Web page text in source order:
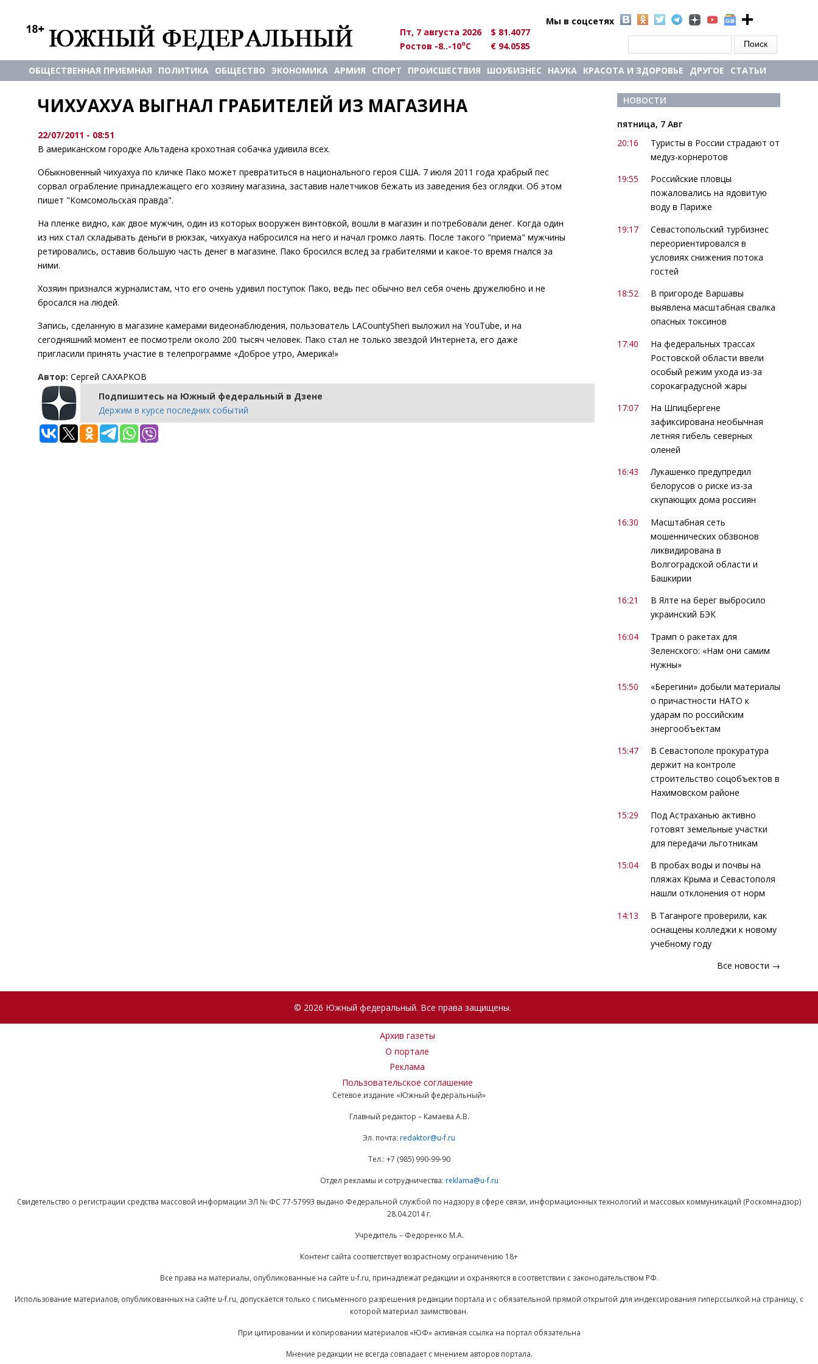
Мы в соцсетях
Пт, 7 августа 2026
$ 81.4077
Ростов -8..-10oC € 94.0585
ОБЩЕСТВЕННАЯ ПРИЕМНАЯ ПОЛИТИКА ОБЩЕСТВО ЭКОНОМИКА АРМИЯ СПОРТ ПРОИСШЕСТВИЯ ШОУБИЗНЕС НАУКА КРАСОТА И ЗДОРОВЬЕ ДРУГОЕ СТАТЬИ
ЧИХУАХУА ВЫГНАЛ ГРАБИТЕЛЕЙ ИЗ МАГАЗИНА
22/07/2011 - 08:51
В американском городке Альтадена крохотная собачка удивила всех.
Обыкновенный чихуахуа по кличке Пако может превратиться в национального героя США. 7 июля 2011 года храбрый пес
сорвал ограбление принадлежащего его хозяину магазина, заставив налетчиков бежать из заведения без оглядки. Об этом
пишет "Комсомольская правда".
На пленке видно, как двое мужчин, один из которых вооружен винтовкой, вошли в магазин и потребовали денег. Когда один
из них стал складывать деньги в рюкзак, чихуахуа набросился на него и начал громко лаять. После такого "приема" мужчины
ретировались, оставив большую часть денег в магазине. Пако бросился вслед за грабителями и какое-то время гнался за
ними.
Хозяин признался журналистам, что его очень удивил поступок Пако, ведь пес обычно вел себя очень дружелюбно и не
бросался на людей.
Запись, сделанную в магазине камерами видеонаблюдения, пользователь LACountySheriff выложил на YouTube, и на
сегодняшний момент ее посмотрели около 200 тысяч человек. Пако стал не только звездой Интернета, его даже
пригласили принять участие в телепрограмме «Доброе утро, Америка!»
Автор: Сергей САХАРКОВ
Подпишитесь на Южный федеральный в Дзене
Держим в курсе последних событий
НОВОСТИ
пятница, 7 Авг
20:16
Туристы в России страдают от
медуз-корнеротов
19:55
Российские пловцы
пожаловались на ядовитую
воду в Париже
19:17
Севастопольский турбизнес
переориентировался в
условиях снижения потока
гостей
18:52
В пригороде Варшавы
выявлена масштабная свалка
опасных токсинов
17:40
На федеральных трассах
Ростовской области ввели
особый режим ухода из-за
сорокаградусной жары
17:07
На Шпицбергене
зафиксирована необычная
летняя гибель северных
оленей
16:43
Лукашенко предупредил
белорусов о риске из-за
скупающих дома россиян
16:30
Масштабная сеть
мошеннических обзвонов
ликвидирована в
Волгоградской области и
Башкирии
16:21
В Ялте на берег выбросило
украинский БЭК
16:04
Трамп о ракетах для
Зеленского: «Нам они самим
нужны»
15:50
«Берегини» добыли материалы
о причастности НАТО к
ударам по российским
энергообъектам
15:47
В Севастополе прокуратура
держит на контроле
строительство соцобъектов в
Нахимовском районе
15:29
Под Астраханью активно
готовят земельные участки
для передачи льготникам
15:04
В пробах воды и почвы на
пляжах Крыма и Севастополя
нашли отклонения от норм
14:13
В Таганроге проверили, как
оснащены колледжи к новому
учебному году
Все новости →
© 2026 Южный федеральный. Все права защищены.
Архив газеты
О портале
Реклама
Пользовательское соглашение
Сетевое издание «Южный федеральный»
Главный редактор – Камаева А.В.
Эл. почта: redaktor@u-f.ru
Тел.: +7 (985) 990-99-90
Отдел рекламы и сотрудничества: reklama@u-f.ru
Свидетельство о регистрации средства массовой информации ЭЛ № ФС 77-57993 выдано Федеральной службой по надзору в сфере связи, информационных технологий и массовых коммуникаций (Роскомнадзор)
28.04.2014 г.
Учредитель – Федоренко М.А.
Контент сайта соответствует возрастному ограничению 18+
Все права на материалы, опубликованные на сайте u-f.ru, принадлежат редакции и охраняются в соответствии с законодательством РФ.
Использование материалов, опубликованных на сайте u-f.ru, допускается только с письменного разрешения редакции портала и с обязательной прямой открытой для индексирования гиперссылкой на страницу, с
которой материал заимствован.
При цитировании и копировании материалов «ЮФ» активная ссылка на портал обязательна
Мнение редакции не всегда совпадает с мнением авторов портала.